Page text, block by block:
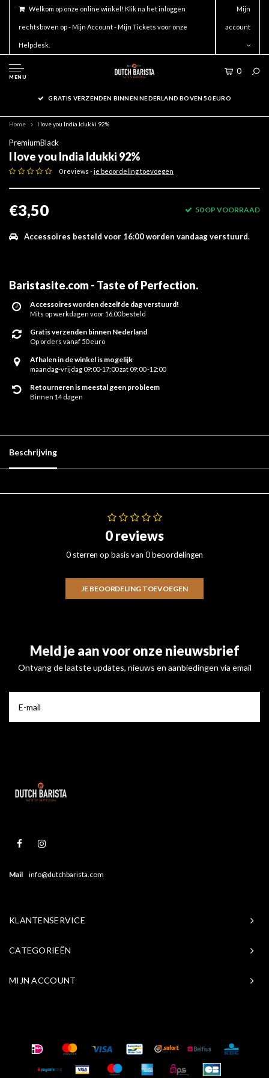
Welkom op onze online winkel! Klik na het inloggen
rechtsboven op - Mijn Account - Mijn Tickets voor onze
Helpdesk.
Mijn
account
MENU
0
GRATIS VERZENDEN BINNEN NEDERLAND BOVEN 50 EURO
Home I love you India Idukki 92%
PremiumBlack
I love you India Idukki 92%
0 reviews -je beoordeling toevoegen
€3,50 50 OP VOORRAAD
Accessoires besteld voor 16:00 worden vandaag verstuurd.
Baristasite.com - Taste of Perfection.
Accessoires worden dezelfde dag verstuurd!
Mits op werkdagen voor 16.00 besteld
Gratis verzenden binnen Nederland
Op orders vanaf 50 euro
Afhalen in de winkel is mogelijk
maandag-vrijdag 09:00-17:00 zat 09:00 -12:00
Retourneren is meestal geen probleem
Binnen 14 dagen
Beschrijving
0 reviews
0 sterren op basis van 0 beoordelingen
JE BEOORDELING TOEVOEGEN
Meld je aan voor onze nieuwsbrief
Ontvang de laatste updates, nieuws en aanbiedingen via email
Mail info@dutchbarista.com
KLANTENSERVICE
CATEGORIEËN
MIJN ACCOUNT